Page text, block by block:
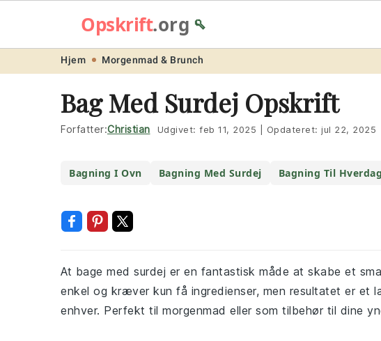
navigation
content
Opskrift.org🥄
Hjem Morgenmad & Brunch
Bag Med Surdej Opskrift
Forfatter:Christian Udgivet: feb 11, 2025 Opdateret: jul 22, 2025
Bagning I Ovn Bagning Med Surdej Bagning Til Hverdag
At bage med surdej er en fantastisk måde at skabe et
enkel og kræver kun få ingredienser, men resultatet er et
enhver. Perfekt til morgenmad eller som tilbehør til dine